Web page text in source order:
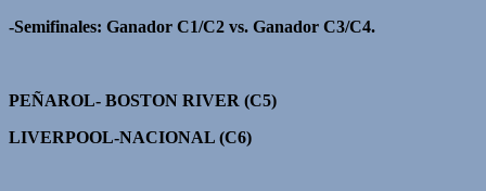
-Semifinales: Ganador C1/C2 vs. Ganador C3/C4.
PEÑAROL- BOSTON RIVER (C5)
LIVERPOOL-NACIONAL (C6)